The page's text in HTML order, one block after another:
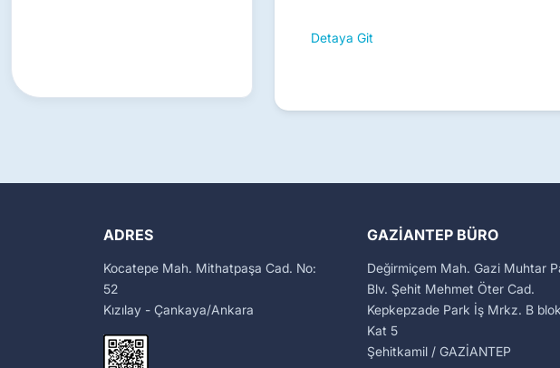
Detaya Git
ADRES
Kocatepe Mah. Mithatpaşa Cad. No:
52
Kızılay - Çankaya/Ankara
GAZIANTEP BÜRO
Değirmiçem Mah. Gazi Muhtar
Blv. Şehit Mehmet Öter Cad.
Kepkepzade Park İş Mrkz. B blok,
Kat 5
Şehitkamil / GAZİANTEP